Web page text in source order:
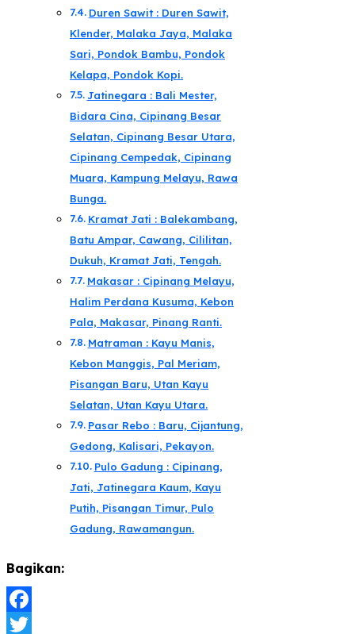
Duren Sawit : Duren Sawit,
Klender, Malaka Jaya, Malaka
Sari, Pondok Bambu, Pondok
Kelapa, Pondok Kopi.
Jatinegara : Bali Mester,
Bidara Cina, Cipinang Besar
Selatan, Cipinang Besar Utara,
Cipinang Cempedak, Cipinang
Muara, Kampung Melayu, Rawa
Bunga.
Kramat Jati : Balekambang,
Batu Ampar, Cawang, Cililitan,
Dukuh, Kramat Jati, Tengah.
Makasar : Cipinang Melayu,
Halim Perdana Kusuma, Kebon
Pala, Makasar, Pinang Ranti.
Matraman : Kayu Manis,
Kebon Manggis, Pal Meriam,
Pisangan Baru, Utan Kayu
Selatan, Utan Kayu Utara.
Pasar Rebo : Baru, Cijantung,
Gedong, Kalisari, Pekayon.
Pulo Gadung : Cipinang,
Jati, Jatinegara Kaum, Kayu
Putih, Pisangan Timur, Pulo
Gadung, Rawamangun.
Bagikan:
Facebook